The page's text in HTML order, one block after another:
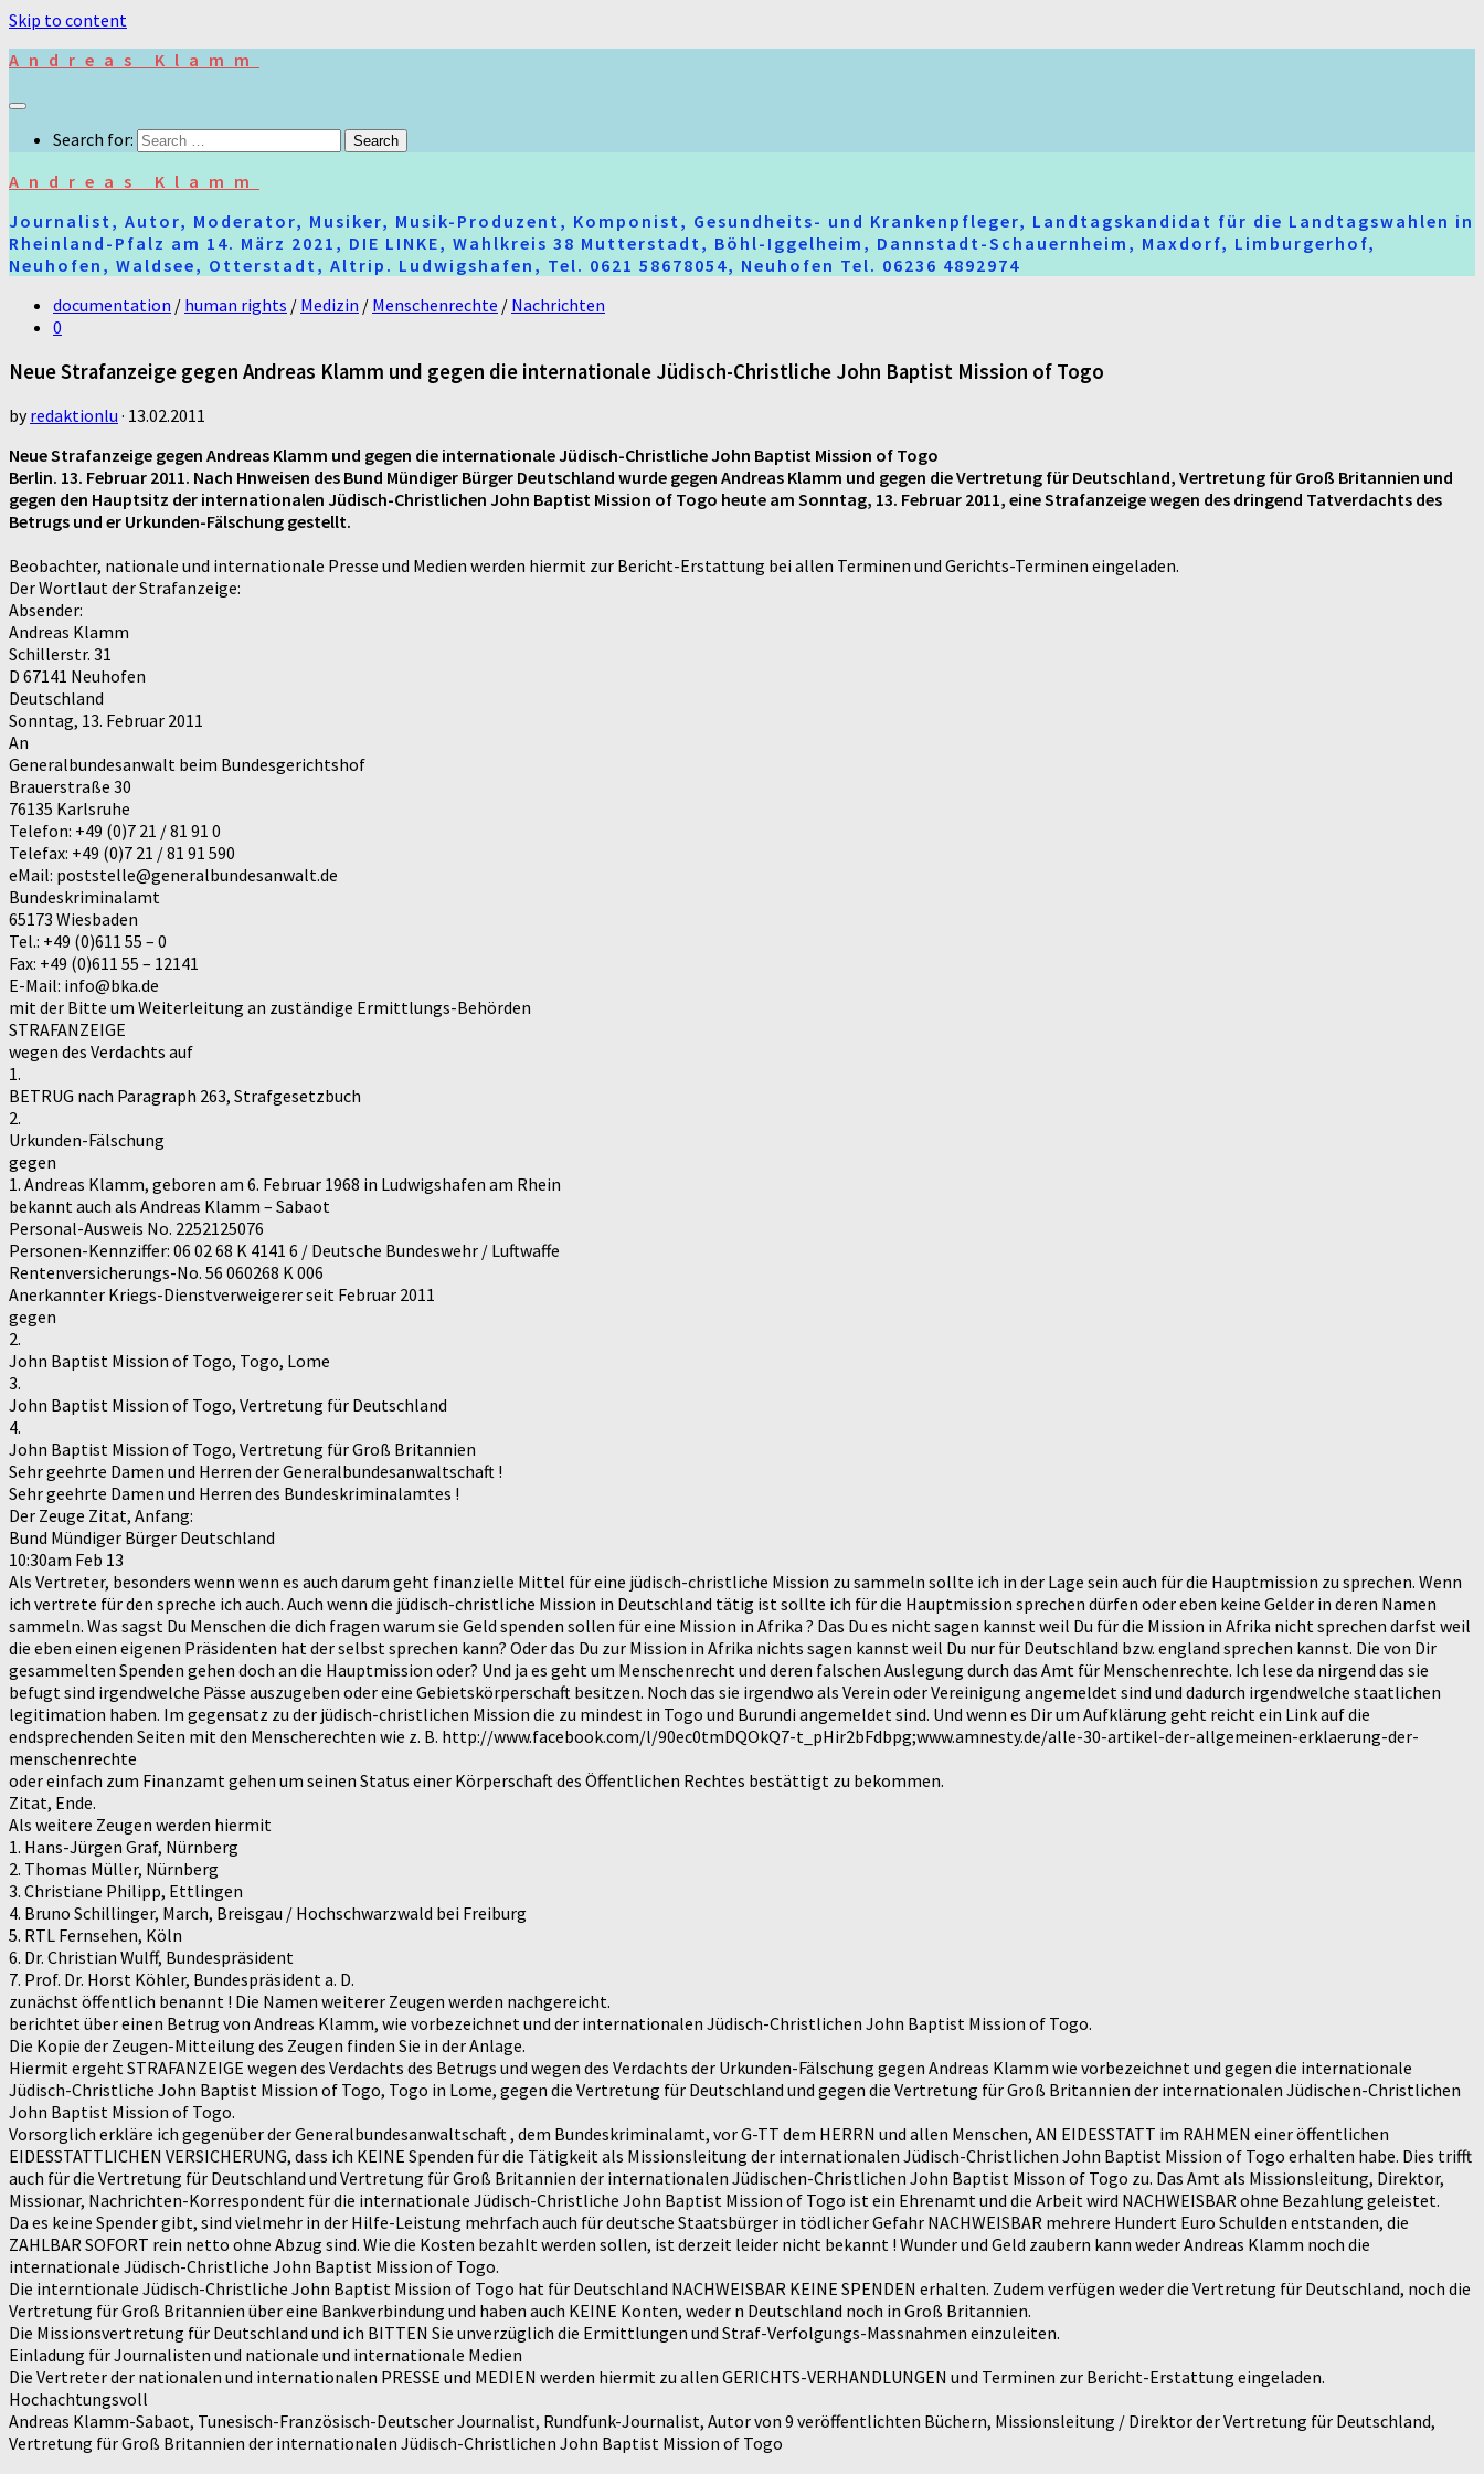
Skip to content
Andreas Klamm
Search for:
Andreas Klamm
Journalist, Autor, Moderator, Musiker, Musik-Produzent, Komponist, Gesundheits- und Krankenpfleger, Landtagskandidat für die Landtagswahlen in
Rheinland-Pfalz am 14. März 2021, DIE LINKE, Wahlkreis 38 Mutterstadt, Böhl-Iggelheim, Dannstadt-Schauernheim, Maxdorf, Limburgerhof,
Neuhofen, Waldsee, Otterstadt, Altrip. Ludwigshafen, Tel. 0621 58678054, Neuhofen Tel. 06236 4892974
documentation / human rights / Medizin / Menschenrechte / Nachrichten
0
Neue Strafanzeige gegen Andreas Klamm und gegen die internationale Jüdisch-Christliche John Baptist Mission of Togo
byredaktionlu · 13.02.2011
Neue Strafanzeige gegen Andreas Klamm und gegen die internationale Jüdisch-Christliche John Baptist Mission of Togo
Berlin. 13. Februar 2011. Nach Hnweisen des Bund Mündiger Bürger Deutschland wurde gegen Andreas Klamm und gegen die Vertretung für Deutschland, Vertretung für Groß Britannien und
gegen den Hauptsitz der internationalen Jüdisch-Christlichen John Baptist Mission of Togo heute am Sonntag, 13. Februar 2011, eine Strafanzeige wegen des dringend Tatverdachts des
Betrugs und er Urkunden-Fälschung gestellt.
Beobachter, nationale und internationale Presse und Medien werden hiermit zur Bericht-Erstattung bei allen Terminen und Gerichts-Terminen eingeladen.
Der Wortlaut der Strafanzeige:
Absender:
Andreas Klamm
Schillerstr. 31
D 67141 Neuhofen
Deutschland
Sonntag, 13. Februar 2011
An
Generalbundesanwalt beim Bundesgerichtshof
Brauerstraße 30
76135 Karlsruhe
Telefon: +49 (0)7 21 / 81 91 0
Telefax: +49 (0)7 21 / 81 91 590
eMail: poststelle@generalbundesanwalt.de
Bundeskriminalamt
65173 Wiesbaden
Tel.: +49 (0)611 55 – 0
Fax: +49 (0)611 55 – 12141
E-Mail: info@bka.de
mit der Bitte um Weiterleitung an zuständige Ermittlungs-Behörden
STRAFANZEIGE
wegen des Verdachts auf
1.
BETRUG nach Paragraph 263, Strafgesetzbuch
2.
Urkunden-Fälschung
gegen
1. Andreas Klamm, geboren am 6. Februar 1968 in Ludwigshafen am Rhein
bekannt auch als Andreas Klamm – Sabaot
Personal-Ausweis No. 2252125076
Personen-Kennziffer: 06 02 68 K 4141 6 / Deutsche Bundeswehr / Luftwaffe
Rentenversicherungs-No. 56 060268 K 006
Anerkannter Kriegs-Dienstverweigerer seit Februar 2011
gegen
2.
John Baptist Mission of Togo, Togo, Lome
3.
John Baptist Mission of Togo, Vertretung für Deutschland
4.
John Baptist Mission of Togo, Vertretung für Groß Britannien
Sehr geehrte Damen und Herren der Generalbundesanwaltschaft !
Sehr geehrte Damen und Herren des Bundeskriminalamtes !
Der Zeuge Zitat, Anfang:
Bund Mündiger Bürger Deutschland
10:30am Feb 13
Als Vertreter, besonders wenn wenn es auch darum geht finanzielle Mittel für eine jüdisch-christliche Mission zu sammeln sollte ich in der Lage sein auch für die Hauptmission zu sprechen. Wenn
ich vertrete für den spreche ich auch. Auch wenn die jüdisch-christliche Mission in Deutschland tätig ist sollte ich für die Hauptmission sprechen dürfen oder eben keine Gelder in deren Namen
sammeln. Was sagst Du Menschen die dich fragen warum sie Geld spenden sollen für eine Mission in Afrika ? Das Du es nicht sagen kannst weil Du für die Mission in Afrika nicht sprechen darfst weil
die eben einen eigenen Präsidenten hat der selbst sprechen kann? Oder das Du zur Mission in Afrika nichts sagen kannst weil Du nur für Deutschland bzw. england sprechen kannst. Die von Dir
gesammelten Spenden gehen doch an die Hauptmission oder? Und ja es geht um Menschenrecht und deren falschen Auslegung durch das Amt für Menschenrechte. Ich lese da nirgend das sie
befugt sind irgendwelche Pässe auszugeben oder eine Gebietskörperschaft besitzen. Noch das sie irgendwo als Verein oder Vereinigung angemeldet sind und dadurch irgendwelche staatlichen
legitimation haben. Im gegensatz zu der jüdisch-christlichen Mission die zu mindest in Togo und Burundi angemeldet sind. Und wenn es Dir um Aufklärung geht reicht ein Link auf die
endsprechenden Seiten mit den Menscherechten wie z. B. http://www.facebook.com/l/90ec0tmDQOkQ7-t_pHir2bFdbpg;www.amnesty.de/alle-30-artikel-der-allgemeinen-erklaerung-der-
menschenrechte
oder einfach zum Finanzamt gehen um seinen Status einer Körperschaft des Öffentlichen Rechtes bestättigt zu bekommen.
Zitat, Ende.
Als weitere Zeugen werden hiermit
1. Hans-Jürgen Graf, Nürnberg
2. Thomas Müller, Nürnberg
3. Christiane Philipp, Ettlingen
4. Bruno Schillinger, March, Breisgau / Hochschwarzwald bei Freiburg
5. RTL Fernsehen, Köln
6. Dr. Christian Wulff, Bundespräsident
7. Prof. Dr. Horst Köhler, Bundespräsident a. D.
zunächst öffentlich benannt ! Die Namen weiterer Zeugen werden nachgereicht.
berichtet über einen Betrug von Andreas Klamm, wie vorbezeichnet und der internationalen Jüdisch-Christlichen John Baptist Mission of Togo.
Die Kopie der Zeugen-Mitteilung des Zeugen finden Sie in der Anlage.
Hiermit ergeht STRAFANZEIGE wegen des Verdachts des Betrugs und wegen des Verdachts der Urkunden-Fälschung gegen Andreas Klamm wie vorbezeichnet und gegen die internationale
Jüdisch-Christliche John Baptist Mission of Togo, Togo in Lome, gegen die Vertretung für Deutschland und gegen die Vertretung für Groß Britannien der internationalen Jüdischen-Christlichen
John Baptist Mission of Togo.
Vorsorglich erkläre ich gegenüber der Generalbundesanwaltschaft , dem Bundeskriminalamt, vor G-TT dem HERRN und allen Menschen, AN EIDESSTATT im RAHMEN einer öffentlichen
EIDESSTATTLICHEN VERSICHERUNG, dass ich KEINE Spenden für die Tätigkeit als Missionsleitung der internationalen Jüdisch-Christlichen John Baptist Mission of Togo erhalten habe. Dies trifft
auch für die Vertretung für Deutschland und Vertretung für Groß Britannien der internationalen Jüdischen-Christlichen John Baptist Misson of Togo zu. Das Amt als Missionsleitung, Direktor,
Missionar, Nachrichten-Korrespondent für die internationale Jüdisch-Christliche John Baptist Mission of Togo ist ein Ehrenamt und die Arbeit wird NACHWEISBAR ohne Bezahlung geleistet.
Da es keine Spender gibt, sind vielmehr in der Hilfe-Leistung mehrfach auch für deutsche Staatsbürger in tödlicher Gefahr NACHWEISBAR mehrere Hundert Euro Schulden entstanden, die
ZAHLBAR SOFORT rein netto ohne Abzug sind. Wie die Kosten bezahlt werden sollen, ist derzeit leider nicht bekannt ! Wunder und Geld zaubern kann weder Andreas Klamm noch die
internationale Jüdisch-Christliche John Baptist Mission of Togo.
Die interntionale Jüdisch-Christliche John Baptist Mission of Togo hat für Deutschland NACHWEISBAR KEINE SPENDEN erhalten. Zudem verfügen weder die Vertretung für Deutschland, noch die
Vertretung für Groß Britannien über eine Bankverbindung und haben auch KEINE Konten, weder n Deutschland noch in Groß Britannien.
Die Missionsvertretung für Deutschland und ich BITTEN Sie unverzüglich die Ermittlungen und Straf-Verfolgungs-Massnahmen einzuleiten.
Einladung für Journalisten und nationale und internationale Medien
Die Vertreter der nationalen und internationalen PRESSE und MEDIEN werden hiermit zu allen GERICHTS-VERHANDLUNGEN und Terminen zur Bericht-Erstattung eingeladen.
Hochachtungsvoll
Andreas Klamm-Sabaot, Tunesisch-Französisch-Deutscher Journalist, Rundfunk-Journalist, Autor von 9 veröffentlichten Büchern, Missionsleitung / Direktor der Vertretung für Deutschland,
Vertretung für Groß Britannien der internationalen Jüdisch-Christlichen John Baptist Mission of Togo